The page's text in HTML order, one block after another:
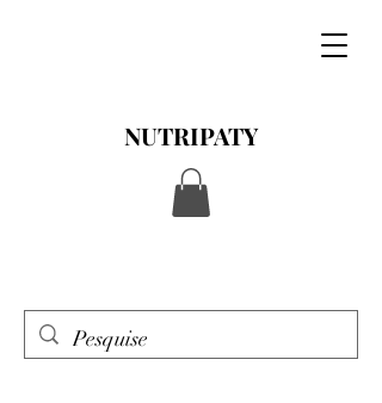
NUTRIPATY